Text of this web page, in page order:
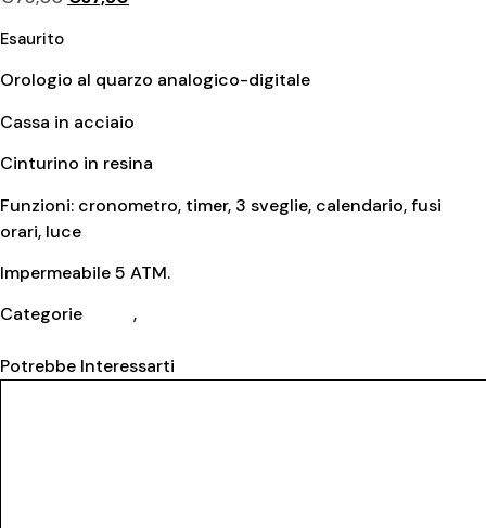
Esaurito
Orologio al quarzo analogico-digitale
Cassa in acciaio
Cinturino in resina
Funzioni: cronometro, timer, 3 sveglie, calendario, fusi
orari, luce
Impermeabile 5 ATM.
Categorie
,
Potrebbe Interessarti